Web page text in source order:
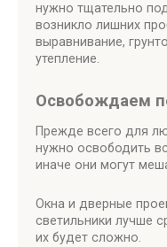
нужно тщательно
возникло лишних
выравнивание,
утепление.
Освобождаем
Прежде всего для
нужно освободить
иначе они могут
Окна и дверные
светильники лучше
их будет сложно.